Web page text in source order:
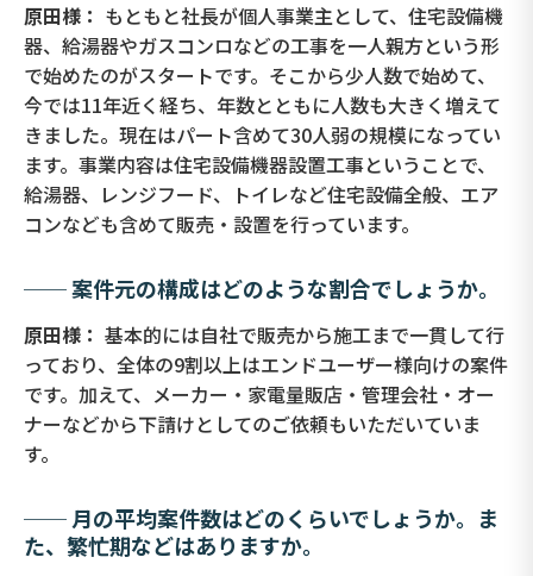
原田様： もともと社長が個人事業主として、住宅設備機
器、給湯器やガスコンロなどの工事を一人親方という形
で始めたのがスタートです。そこから少人数で始めて、
今では11年近く経ち、年数とともに人数も大きく増えて
きました。現在はパート含めて30人弱の規模になってい
ます。事業内容は住宅設備機器設置工事ということで、
給湯器、レンジフード、トイレなど住宅設備全般、エア
コンなども含めて販売・設置を行っています。
── 案件元の構成はどのような割合でしょうか。
原田様： 基本的には自社で販売から施工まで一貫して行
っており、全体の9割以上はエンドユーザー様向けの案件
です。加えて、メーカー・家電量販店・管理会社・オー
ナーなどから下請けとしてのご依頼もいただいていま
す。
── 月の平均案件数はどのくらいでしょうか。ま
た、繁忙期などはありますか。